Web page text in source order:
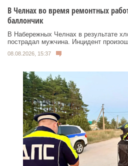
В Челнах во время ремонтных
баллончик
В Набережных Челнах в результате
пострадал мужчина. Инцидент
08.08.2026, 15:37